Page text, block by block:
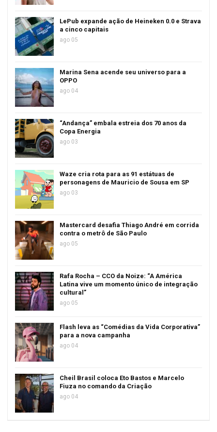
LePub expande ação de Heineken 0.0 e Strava
a cinco capitais
ago 05
Marina Sena acende seu universo para a
OPPO
ago 04
“Andança” embala estreia dos 70 anos da
Copa Energia
ago 03
Waze cria rota para as 91 estátuas de
personagens de Mauricio de Sousa em SP
ago 03
Mastercard desafia Thiago André em corrida
contra o metrô de São Paulo
ago 05
Rafa Rocha – CCO da Noize: “A América
Latina vive um momento único de integração
cultural”
ago 05
Flash leva as “Comédias da Vida Corporativa”
para a nova campanha
ago 04
Cheil Brasil coloca Eto Bastos e Marcelo
Fiuza no comando da Criação
ago 04